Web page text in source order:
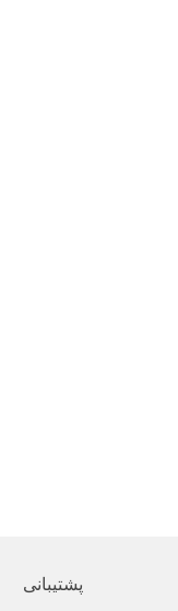
پشتیبانی